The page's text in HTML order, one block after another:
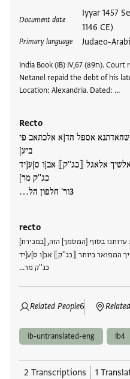
Document date
Iyyar 1457
1146 CE)
Primary language Judaeo-
India Book (IB) IV,67 (ח89). Court record attesting that Ḥalfon b.
Netanel repaid the debt of his
Location: Alexandria. Dated: …
Recto
שהאדתנא אספל הד[א אלכתאב פי
ביע]
אלאגל ⟦כג''ק⟧ אב[ו ס]ע[יד
כג''ק מר]
ור' חלפון הל…
recto
עדותנו בסוף [המסמך] הזה, [במכירת]
המפואר ביותר ⟦כג''ק⟧ אב[ו ס]ע[יד
כג''ק מר…
Related People6
ib-untranslated-eng ib4
2 Transcriptions 1